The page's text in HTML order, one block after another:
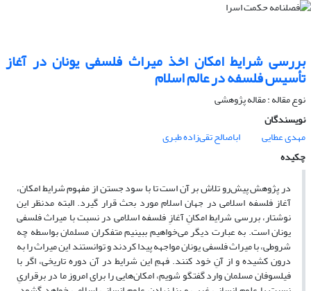
بررسی شرایط امکان اخذ میراث فلسفی یونان در آغاز
تأسیس فلسفه در عالم اسلام
نوع مقاله : مقاله پژوهشی
نویسندگان
مهدی عطایی
اباصالح تقی‌زاده طبری
چکیده
در پژوهش پیش‌رو تلاش بر آن است تا با سود جستن از مفهوم شرایط امکان،
آغاز فلسفه اسلامی در جهان اسلام مورد بحث قرار گیرد. البته مدنظر این
نوشتار، بررسی شرایط امکانِ آغازِ فلسفه اسلامی در نسبت با میراث فلسفی
یونان است. به عبارت دیگر می‌خواهیم ببینیم متفکران مسلمان بواسطه چه
شروطی، با میراث فلسفی یونان مواجهه پیدا کردند و توانستند این میراث را به
درون کشیده و از آنِ خود کنند. فهمِ این شرایط در آن دوره تاریخی، اگر با
فیلسوفان مسلمان وارد گفتگو شویم، امکان‌هایی را برای امروز ما در برقراریِ